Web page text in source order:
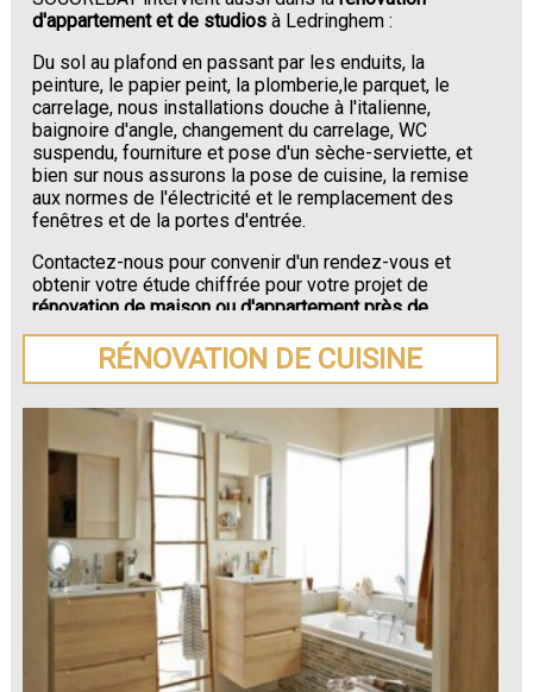
d'appartement et de studios à Ledringhem :
Du sol au plafond en passant par les enduits, la
peinture, le papier peint, la plomberie,le parquet, le
carrelage, nous installations douche à l'italienne,
baignoire d'angle, changement du carrelage, WC
suspendu, fourniture et pose d'un sèche-serviette, et
bien sur nous assurons la pose de cuisine, la remise
aux normes de l'électricité et le remplacement des
fenêtres et de la portes d'entrée.
Contactez-nous pour convenir d'un rendez-vous et
obtenir votre étude chiffrée pour votre projet de
rénovation de maison ou d'appartement près de
Ledringhem.
RÉNOVATION DE CUISINE